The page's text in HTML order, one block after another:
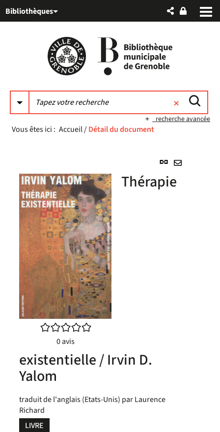
au
auBibliothèques
recherche avancée
Vous êtes ici : Accueil/Détail du document
Lien
(Nouvelle
/5
0avis
Thérapie
existentielle / Irvin D.
Yalom
traduit de l'anglais (Etats-Unis) par Laurence
Richard
LIVRE